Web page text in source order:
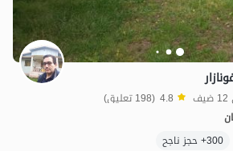
4.8 (198 تعليق)
300+ حجز ناجح